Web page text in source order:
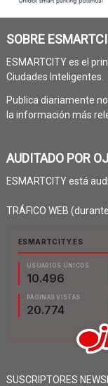
SOBRE
ESMARTCITY es el
Ciudades Inteligentes.
Publica diariamente
la información más
AUDITADO POR
ESMARTCITY está
TRÁFICO WEB
SUSCRIPTORES